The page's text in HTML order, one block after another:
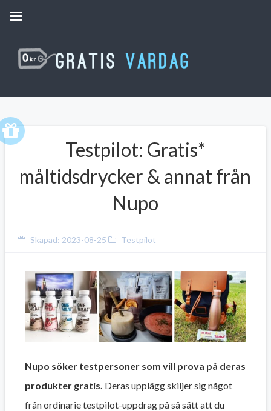
Testpilot: Gratis*
måltidsdrycker & annat från
Nupo
Skapad: 2023-08-25 Testpilot
Nupo söker testpersoner som vill prova på deras
produkter gratis. Deras upplägg skiljer sig något
från ordinarie testpilot-uppdrag på så sätt att du